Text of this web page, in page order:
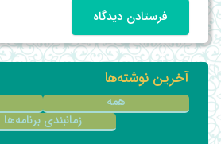
فرستادن دیدگاه
آخرین نوشته‌ها
همه
زمانبندی برنامه‌ها